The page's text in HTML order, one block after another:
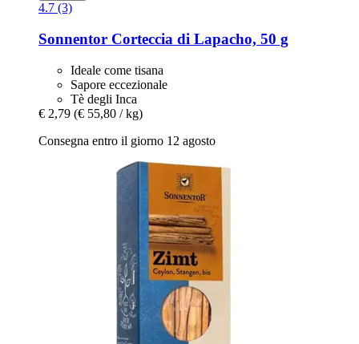
4.7 (3)
Sonnentor Corteccia di Lapacho, 50 g
Ideale come tisana
Sapore eccezionale
Tè degli Inca
€ 2,79 (€ 55,80 / kg)
Consegna entro il giorno 12 agosto